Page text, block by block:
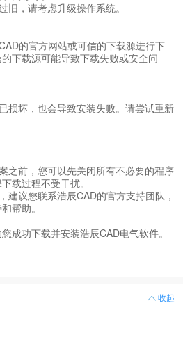
旧，请考虑升级操作系统。
的官方网站或可信的下载源进行下
下载源可能导致下载失败或安全问
损坏，也会导致安装失败。请尝试重新
之前，您可以先关闭所有不必要的程序
载过程不受干扰。
建议您联系浩辰CAD的官方支持团队，
帮助。
成功下载并安装浩辰CAD电气软件。
收起